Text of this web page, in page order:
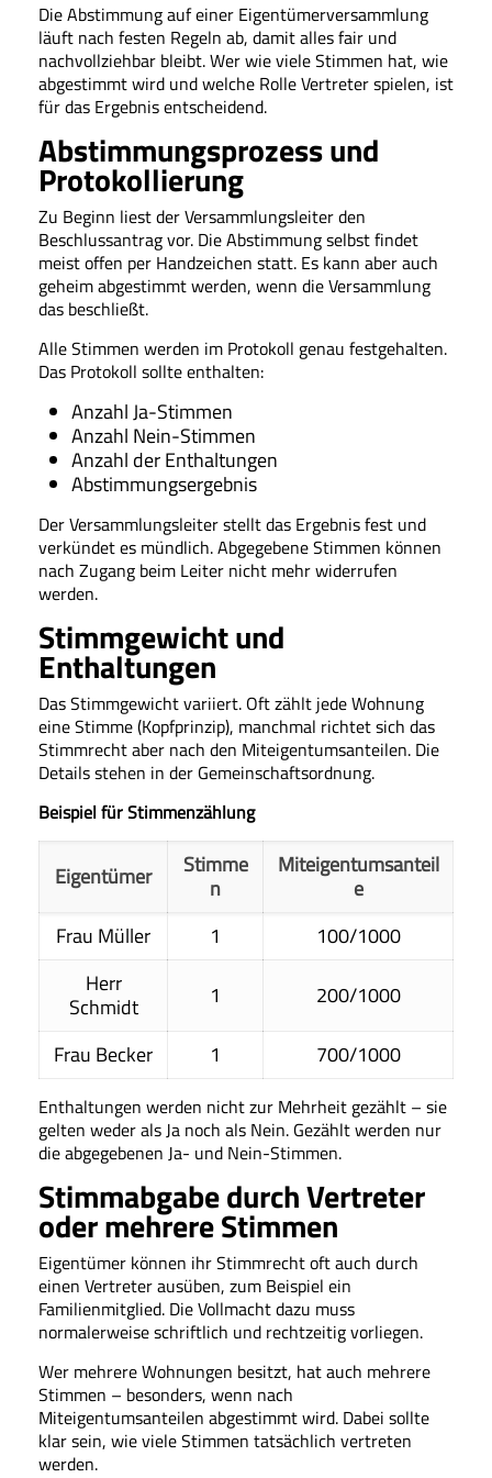
Die Abstimmung auf einer Eigentümerversammlung
läuft nach festen Regeln ab, damit alles fair und
nachvollziehbar bleibt. Wer wie viele Stimmen hat, wie
abgestimmt wird und welche Rolle Vertreter spielen, ist
für das Ergebnis entscheidend.
Abstimmungsprozess und
Protokollierung
Zu Beginn liest der Versammlungsleiter den
Beschlussantrag vor. Die Abstimmung selbst findet
meist offen per Handzeichen statt. Es kann aber auch
geheim abgestimmt werden, wenn die Versammlung
das beschließt.
Alle Stimmen werden im Protokoll genau festgehalten.
Das Protokoll sollte enthalten:
Anzahl Ja-Stimmen
Anzahl Nein-Stimmen
Anzahl der Enthaltungen
Abstimmungsergebnis
Der Versammlungsleiter stellt das Ergebnis fest und
verkündet es mündlich. Abgegebene Stimmen können
nach Zugang beim Leiter nicht mehr widerrufen
werden.
Stimmgewicht und
Enthaltungen
Das Stimmgewicht variiert. Oft zählt jede Wohnung
eine Stimme (Kopfprinzip), manchmal richtet sich das
Stimmrecht aber nach den Miteigentumsanteilen. Die
Details stehen in der Gemeinschaftsordnung.
Beispiel für Stimmenzählung
Eigentümer
Stimme
n
Miteigentumsanteil
e
Frau Müller
1
100/1000
Herr
Schmidt
1
200/1000
Frau Becker
1 700/1000
Enthaltungen werden nicht zur Mehrheit gezählt – sie
gelten weder als Ja noch als Nein. Gezählt werden nur
die abgegebenen Ja- und Nein-Stimmen.
Stimmabgabe durch Vertreter
oder mehrere Stimmen
Eigentümer können ihr Stimmrecht oft auch durch
einen Vertreter ausüben, zum Beispiel ein
Familienmitglied. Die Vollmacht dazu muss
normalerweise schriftlich und rechtzeitig vorliegen.
Wer mehrere Wohnungen besitzt, hat auch mehrere
Stimmen – besonders, wenn nach
Miteigentumsanteilen abgestimmt wird. Dabei sollte
klar sein, wie viele Stimmen tatsächlich vertreten
werden.